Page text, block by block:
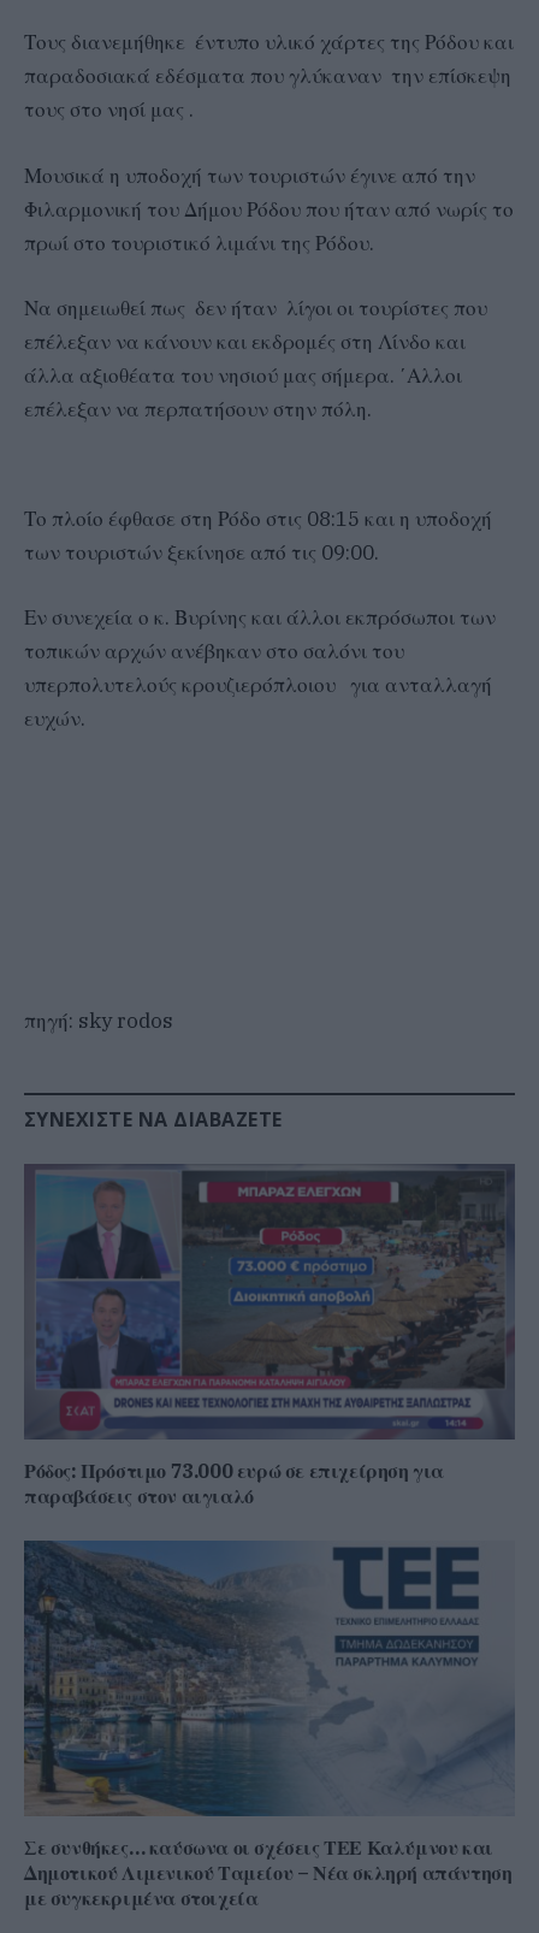
Τους διανεμήθηκε έντυπο υλικό χάρτες της Ρόδου και
παραδοσιακά εδέσματα που γλύκαναν την επίσκεψη
τους στο νησί μας .
Μουσικά η υποδοχή των τουριστών έγινε από την
Φιλαρμονική του Δήμου Ρόδου που ήταν από νωρίς το
πρωί στο τουριστικό λιμάνι της Ρόδου.
Να σημειωθεί πως δεν ήταν λίγοι οι τουρίστες που
επέλεξαν να κάνουν και εκδρομές στη Λίνδο και
άλλα αξιοθέατα του νησιού μας σήμερα. ΄Αλλοι
επέλεξαν να περπατήσουν στην πόλη.
Το πλοίο έφθασε στη Ρόδο στις 08:15 και η υποδοχή
των τουριστών ξεκίνησε από τις 09:00.
Εν συνεχεία ο κ. Βυρίνης και άλλοι εκπρόσωποι των
τοπικών αρχών ανέβηκαν στο σαλόνι του
υπερπολυτελούς κρουζιερόπλοιου για ανταλλαγή
ευχών.
πηγή: sky rodos
ΣΥΝΕΧΊΣΤΕ ΝΑ ΔΙΑΒΆΖΕΤΕ
Ρόδος: Πρόστιμο 73.000 ευρώ σε επιχείρηση για
παραβάσεις στον αιγιαλό
Σε συνθήκες… καύσωνα οι σχέσεις ΤΕΕ Καλύμνου και
Δημοτικού Λιμενικού Ταμείου – Νέα σκληρή απάντηση
με συγκεκριμένα στοιχεία